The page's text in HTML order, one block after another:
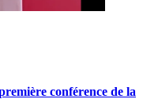
conférence de la